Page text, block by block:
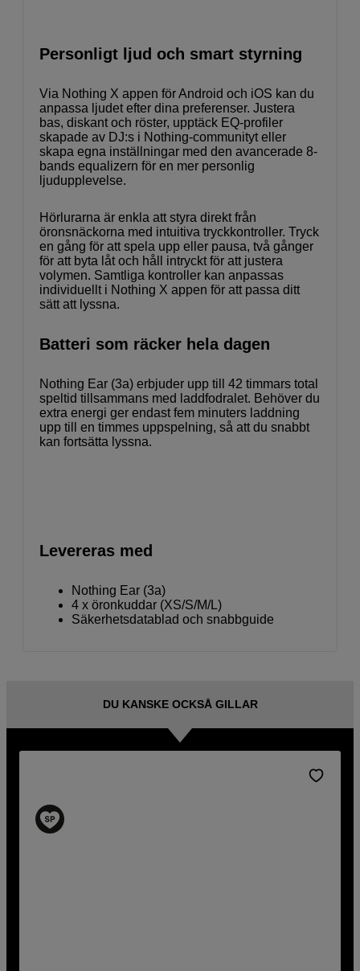
Personligt ljud och smart styrning
Via Nothing X appen för Android och iOS kan du
anpassa ljudet efter dina preferenser. Justera
bas, diskant och röster, upptäck EQ-profiler
skapade av DJ:s i Nothing-communityt eller
skapa egna inställningar med den avancerade 8-
bands equalizern för en mer personlig
ljudupplevelse.
Hörlurarna är enkla att styra direkt från
öronsnäckorna med intuitiva tryckkontroller. Tryck
en gång för att spela upp eller pausa, två gånger
för att byta låt och håll intryckt för att justera
volymen. Samtliga kontroller kan anpassas
individuellt i Nothing X appen för att passa ditt
sätt att lyssna.
Batteri som räcker hela dagen
Nothing Ear (3a) erbjuder upp till 42 timmars total
speltid tillsammans med laddfodralet. Behöver du
extra energi ger endast fem minuters laddning
upp till en timmes uppspelning, så att du snabbt
kan fortsätta lyssna.
Levereras med
Nothing Ear (3a)
4 x öronkuddar (XS/S/M/L)
Säkerhetsdatablad och snabbguide
DU KANSKE OCKSÅ GILLAR